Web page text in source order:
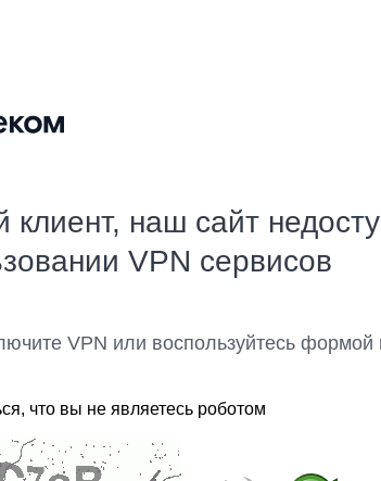
наш сайт
VPN сервисов
VPN или воспользуйтесь
что вы не являетесь роботом